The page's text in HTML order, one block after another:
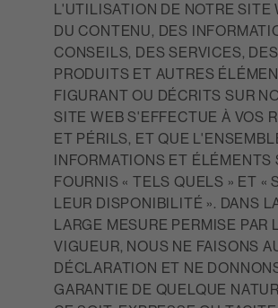
L'UTILISATION DE NOTRE SITE
DU CONTENU, DES
CONSEILS, DES SERVICES, DES
PRODUITS ET AUTRES
FIGURANT OU DÉCRITS SUR
SITE WEB S'EFFECTUE À VOS
ET PÉRILS, ET QUE
INFORMATIONS ET ÉLÉMENTS
FOURNIS « TELS QUELS » ET «
LEUR DISPONIBILITÉ ». DANS
LARGE MESURE PERMISE PAR
VIGUEUR, NOUS NE FAISONS
DÉCLARATION ET NE
GARANTIE DE QUELQUE